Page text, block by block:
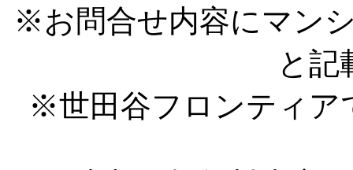
※お問合せ内容にマン
と記
※世田谷フロンティア